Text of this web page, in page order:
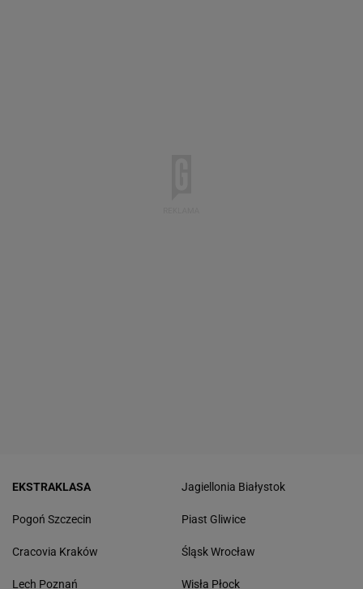
EKSTRAKLASA
Pogoń Szczecin
Cracovia Kraków
Lech Poznań
Jagiellonia Białystok
Piast Gliwice
Śląsk Wrocław
Wisła Płock